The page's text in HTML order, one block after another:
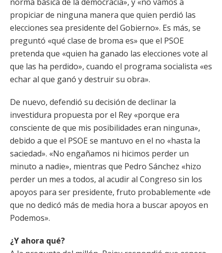
propiciar de ninguna manera que quien perdió las
elecciones sea presidente del Gobierno». Es más, se
preguntó «qué clase de broma es» que el PSOE
pretenda que «quien ha ganado las elecciones vote al
que las ha perdido», cuando el programa socialista «es
echar al que ganó y destruir su obra».
De nuevo, defendió su decisión de declinar la
investidura propuesta por el Rey «porque era
consciente de que mis posibilidades eran ninguna»,
debido a que el PSOE se mantuvo en el no «hasta la
saciedad». «No engañamos ni hicimos perder un
minuto a nadie», mientras que Pedro Sánchez «hizo
perder un mes a todos, al acudir al Congreso sin los
apoyos para ser presidente, fruto probablemente «de
que no dedicó más de media hora a buscar apoyos en
Podemos».
¿Y ahora qué?